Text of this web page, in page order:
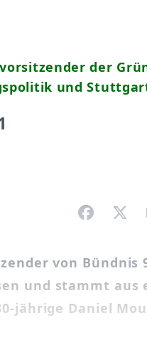
der
und
von Bündnis
und stammt aus
jährige Daniel